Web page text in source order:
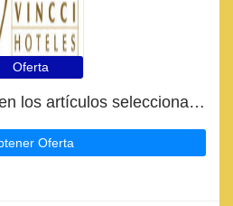
Oferta
Ahorre hasta el 4% en los artículos seleccionados | fin en breve
Oferta